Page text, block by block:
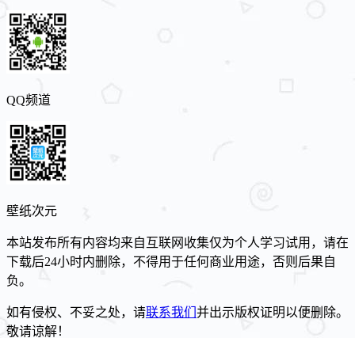
QQ频道
壁纸次元
本站发布所有内容均来自互联网收集仅为个人学习试用，请在
下载后24小时内删除，不得用于任何商业用途，否则后果自
负。
如有侵权、不妥之处，请联系我们 并出示版权证明以便删除。
敬请谅解！